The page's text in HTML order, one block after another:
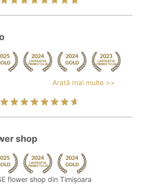
Arată mai multe >>
shop
flower shop din Timișoara